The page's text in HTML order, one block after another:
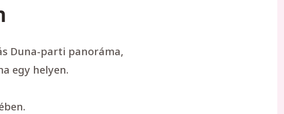
Duna-parti panoráma,
egy helyen.